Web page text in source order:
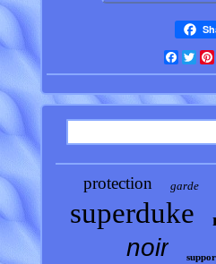
protection garde
superduke
noir